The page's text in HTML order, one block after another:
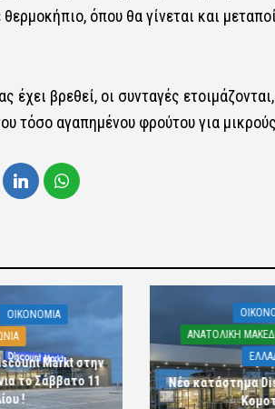
όπου θα γίνεται και
έχει βρεθεί, οι συνταγές
τόσο αγαπημένου φρούτου για
OIKONOMIA
Markt στην
το Σάββατο 11
!
ΑΝΑΤΟΛΙΚΗ
Νέο κατάστημα